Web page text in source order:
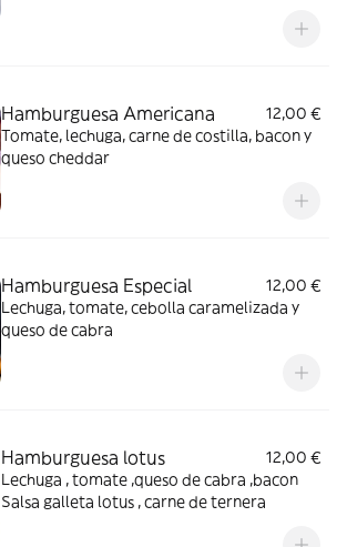
Hamburguesa Americana
12,00 €
Tomate, lechuga, carne de costilla, bacon y
queso cheddar
Hamburguesa Especial
12,00 €
Lechuga, tomate, cebolla caramelizada y
queso de cabra
Hamburguesa lotus
12,00 €
Lechuga , tomate ,queso de cabra ,bacon
Salsa galleta lotus , carne de ternera